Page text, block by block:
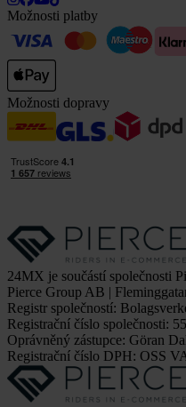
Možnosti platby
Možnosti dopravy
24MX je součástí společnosti
Pierce Group AB |
Registr společností:
Registrační číslo společnosti:
Oprávněný zástupce: Göran
Registrační číslo DPH: OSS